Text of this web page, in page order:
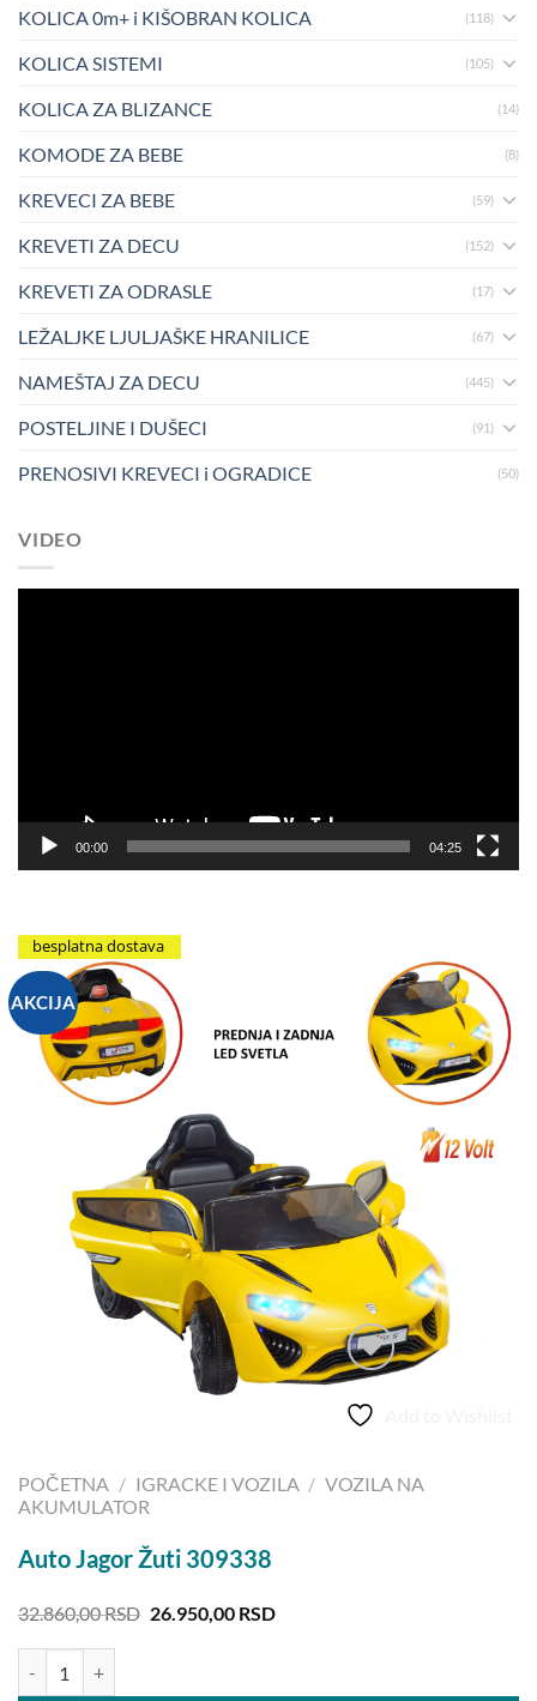
KOLICA 0m+ i KIŠOBRAN KOLICA (118)
KOLICA SISTEMI (105)
KOLICA ZA BLIZANCE (14)
KOMODE ZA BEBE (8)
KREVECI ZA BEBE (59)
KREVETI ZA DECU (152)
KREVETI ZA ODRASLE (17)
LEŽALJKE LJULJAŠKE HRANILICE (67)
NAMEŠTAJ ZA DECU (445)
POSTELJINE I DUŠECI (91)
PRENOSIVI KREVECI i OGRADICE (50)
VIDEO
00:00 04:25
AKCIJA
besplatna dostava
POČETNA / IGRACKE I VOZILA / VOZILA NA
AKUMULATOR
Auto Jagor Žuti 309338
32.860,00RSD Originalna
26.950,00 RSDTrenutna